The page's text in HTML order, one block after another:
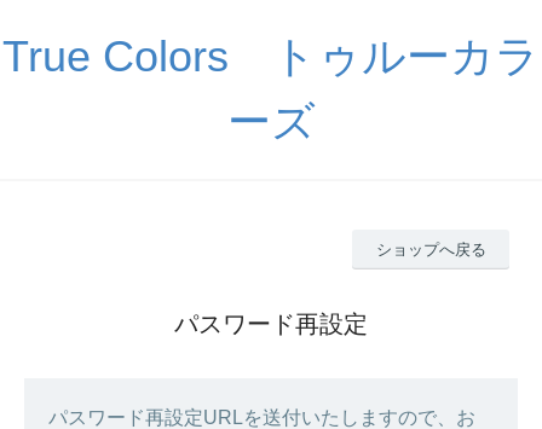
True Colors トゥルーカラ
ーズ
ショップへ戻る
パスワード再設定
パスワード再設定URLを送付いたしますので、お